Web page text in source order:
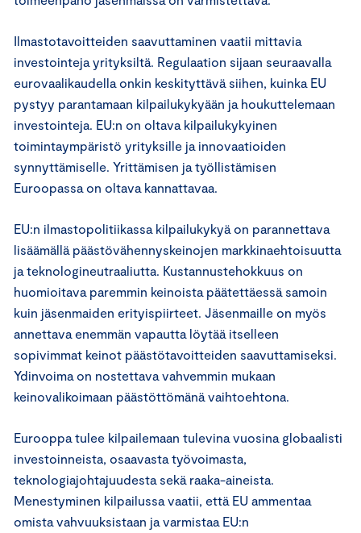
Ilmastotavoitteiden saavuttaminen vaatii mittavia
investointeja yrityksiltä. Regulaation sijaan seuraavalla
eurovaalikaudella onkin keskityttävä siihen, kuinka EU
pystyy parantamaan kilpailukykyään ja houkuttelemaan
investointeja. EU:n on oltava kilpailukykyinen
toimintaympäristö yrityksille ja innovaatioiden
synnyttämiselle. Yrittämisen ja työllistämisen
Euroopassa on oltava kannattavaa.
EU:n ilmastopolitiikassa kilpailukykyä on parannettava
lisäämällä päästövähennyskeinojen markkinaehtoisuutta
ja teknologineutraaliutta. Kustannustehokkuus on
huomioitava paremmin keinoista päätettäessä samoin
kuin jäsenmaiden erityispiirteet. Jäsenmaille on myös
annettava enemmän vapautta löytää itselleen
sopivimmat keinot päästötavoitteiden saavuttamiseksi.
Ydinvoima on nostettava vahvemmin mukaan
keinovalikoimaan päästöttömänä vaihtoehtona.
Eurooppa tulee kilpailemaan tulevina vuosina globaalisti
investoinneista, osaavasta työvoimasta,
teknologiajohtajuudesta sekä raaka-aineista.
Menestyminen kilpailussa vaatii, että EU ammentaa
omista vahvuuksistaan ja varmistaa EU:n